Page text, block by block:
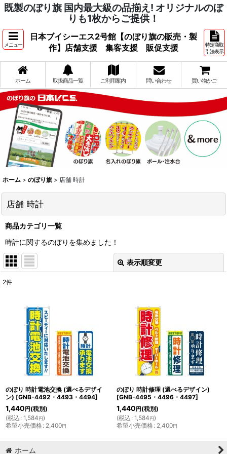
既製のぼり旗 国内最大級の品揃え! オリジナルのぼ
りも1枚からご提供！
メニュー
日本ブイシーエス2号館【のぼり旗の販売・製
作】店舗支援 集客支援 販促支援
特定商取
引法表示
ホーム 取扱商品一覧 ご利用案内 問い合わせ 買い物かご
ホーム > のぼり旗 > 店舗 時計
店舗 時計
商品カテゴリ一覧
時計に関するのぼりを集めました！
表示順変更
並び順:
2件
のぼり 時計電池交換 (選べるデザイ
ン) [GNB-4492・4493・4494]
1,440 円 (税別)
(税込 : 1,584円)
希望小売価格: 2,400円
のぼり 時計修理 (選べるデザイン)
[GNB-4495・4496・4497]
1,440 円 (税別)
(税込 : 1,584円)
希望小売価格: 2,400円
ホーム